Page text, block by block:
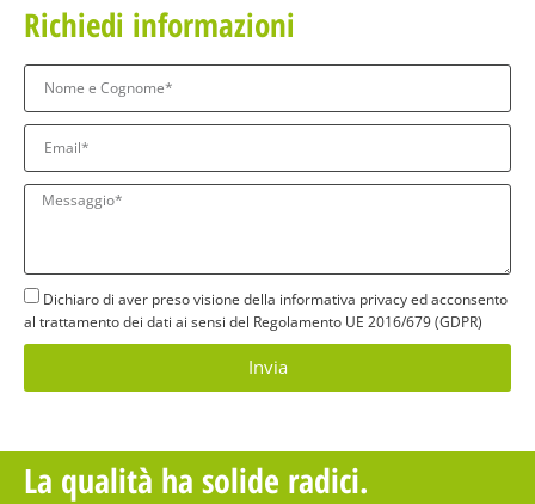
Richiedi informazioni
Dichiaro di aver preso visione della informativa privacy ed acconsento
al trattamento dei dati ai sensi del Regolamento UE 2016/679 (GDPR)
Invia
La qualità ha solide radici.